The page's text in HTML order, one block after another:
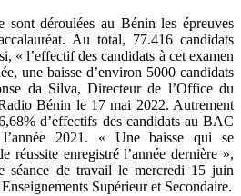
déroulées au Bénin les épreuves
Au total, 77.416 candidats
« l’effectif des candidats à cet examen
une baisse d’environ 5000 candidats
da Silva, Directeur de l’Office du
Bénin le 17 mai 2022. Autrement
d’effectifs des candidats au BAC
l’année 2021. « Une baisse qui se
réussite enregistré l’année dernière »,
séance de travail le mercredi 15 juin
Supérieur et Secondaire.